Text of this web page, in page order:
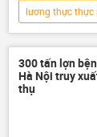
lương thực thực
Nga
xung đột quân
Israel
300 tấn lợn
Hà Nội truy
thụ